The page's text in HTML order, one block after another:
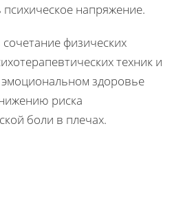
психическое напряжение.
физических
техник и
здоровье
риска
боли в плечах.